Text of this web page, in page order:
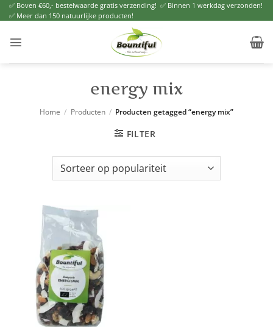
Ga
naar
✅ Boven €60,- bestelwaarde gratis verzending! ✅ Binnen 1 werkdag verzonden!
✅ Meer dan 150 natuurlijke producten!
energy mix
Home / Producten / Producten getagged “energy mix”
FILTER